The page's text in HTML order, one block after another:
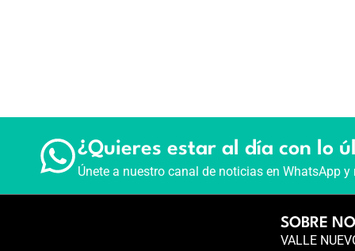
¿Quieres estar al día con lo
Únete a nuestro canal de noticias en WhatsApp
SOBRE
VALLE